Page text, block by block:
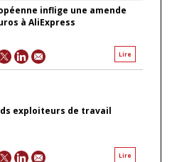
inflige une amende
à AliExpress
Lire
exploiteurs de travail
Lire